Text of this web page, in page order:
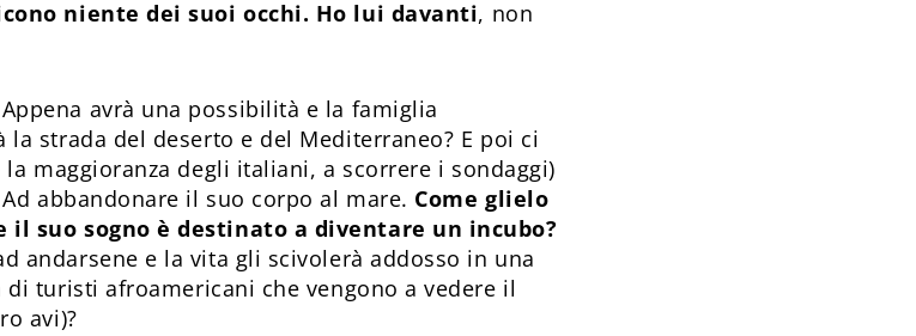
niente dei suoi occhi. Ho lui davanti, non
Appena avrà una possibilità e la famiglia
strada del deserto e del Mediterraneo? E poi ci
maggioranza degli italiani, a scorrere i sondaggi)
abbandonare il suo corpo al mare. Come glielo
il suo sogno è destinato a diventare un incubo?
andarsene e la vita gli scivolerà addosso in una
turisti afroamericani che vengono a vedere il
avi)?